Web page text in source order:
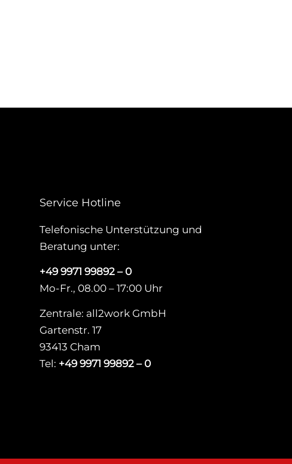
Service Hotline
Telefonische Unterstützung und
Beratung unter:
+49 9971 99892 – 0
Mo-Fr., 08.00 – 17:00 Uhr
Zentrale: all2work GmbH
Gartenstr. 17
93413 Cham
Tel: +49 9971 99892 – 0